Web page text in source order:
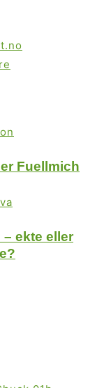
Fuellmich
ekte eller